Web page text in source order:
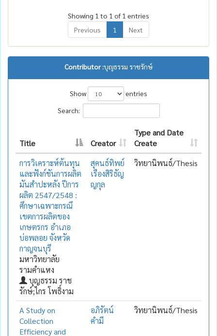
Showing 1 to 1 of 1 entries
Previous
1 Next
Contributor :บุญธรรม ราชรักษ์
Show
entries
Search:
Title Creator
Type and Date
Create
การวิเคราะห์ต้นทุน
และฟังก์ชันการผลิต
มันสำปะหลัง ปีการ
ผลิต 2547/2548 :
ศึกษาเฉพาะกรณึ
เขตการผลิตของ
เกษตรกร อำเภอ
บ่อพลอย จังหวัด
กาญจนบุรี
มหาวิทยาลัย
รามคำแหง
บุญธรรม ราช
รักษ์;ไกร โพธิ์งาม
สุคนธ์ทิพย์
เรืองสิริธัญ
ญกุล
วิทยานิพนธ์/Thesis
A Study on
Collection
Efficiency and
อภิรัตน์
คำมี
วิทยานิพนธ์/Thesis